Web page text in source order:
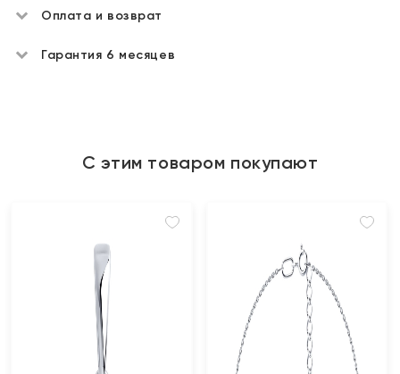
Оплата и возврат
Гарантия 6 месяцев
С этим товаром покупают